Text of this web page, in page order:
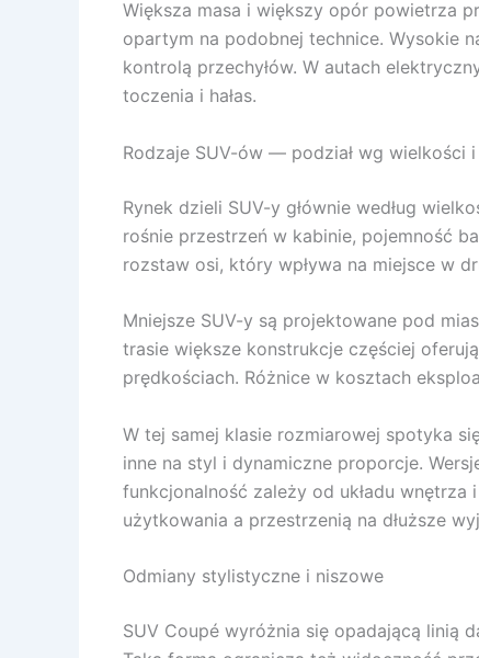
Większa masa i większy opór powietrza
opartym na podobnej technice. Wysokie
kontrolą przechyłów. W autach
toczenia i hałas.
Rodzaje SUV-ów — podział wg wielkości
Rynek dzieli SUV-y głównie według
rośnie przestrzeń w kabinie, pojemność
rozstaw osi, który wpływa na miejsce w
Mniejsze SUV-y są projektowane pod
trasie większe konstrukcje częściej
prędkościach. Różnice w kosztach
W tej samej klasie rozmiarowej spotyka
inne na styl i dynamiczne proporcje.
funkcjonalność zależy od układu
użytkowania a przestrzenią na dłuższe
Odmiany stylistyczne i niszowe
SUV Coupé wyróżnia się opadającą linią